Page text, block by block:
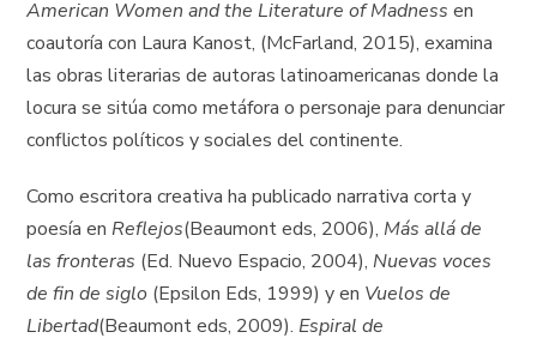
American Women and the Literature of Madness en
coautoría con Laura Kanost, (McFarland, 2015), examina
las obras literarias de autoras latinoamericanas donde la
locura se sitúa como metáfora o personaje para denunciar
conflictos políticos y sociales del continente.
Como escritora creativa ha publicado narrativa corta y
poesía enReflejos(Beaumont eds, 2006), Más allá de
las fronteras (Ed. Nuevo Espacio, 2004),Nuevas voces
de fin de siglo (Epsilon Eds, 1999) y en Vuelos de
Libertad(Beaumont eds, 2009).Espiral de